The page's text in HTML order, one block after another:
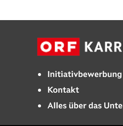
Initiativbewerbung
Kontakt
Alles über das